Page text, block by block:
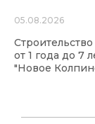
05.08.2026
от 1 года до 7
"Новое